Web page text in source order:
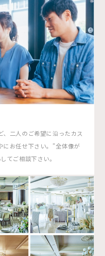
、二人のご希望に沿ったカス
にお任せ下さい。"全体像が
てご相談下さい。